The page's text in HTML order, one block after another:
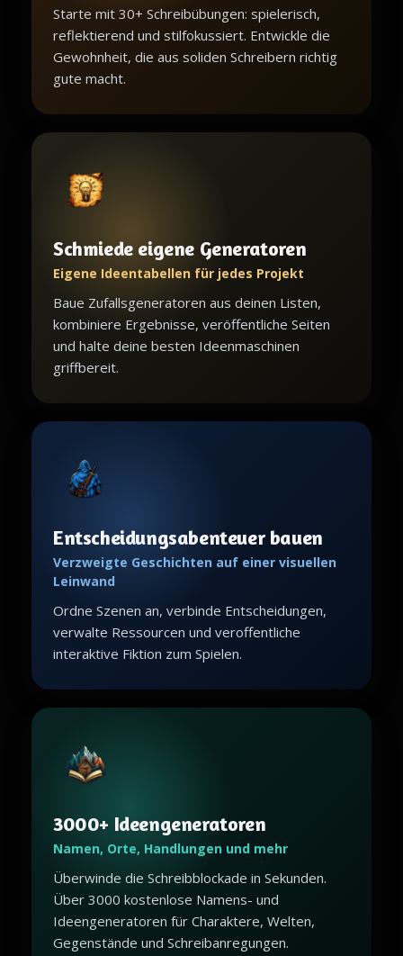
Starte mit 30+ Schreibübungen: spielerisch,
reflektierend und stilfokussiert. Entwickle die
Gewohnheit, die aus soliden Schreibern richtig
gute macht.
Schmiede eigene Generatoren
Eigene Ideentabellen für jedes Projekt
Baue Zufallsgeneratoren aus deinen Listen,
kombiniere Ergebnisse, veröffentliche Seiten
und halte deine besten Ideenmaschinen
griffbereit.
Entscheidungsabenteuer bauen
Verzweigte Geschichten auf einer visuellen
Leinwand
Ordne Szenen an, verbinde Entscheidungen,
verwalte Ressourcen und veroffentliche
interaktive Fiktion zum Spielen.
3000+ Ideengeneratoren
Namen, Orte, Handlungen und mehr
Überwinde die Schreibblockade in Sekunden.
Über 3000 kostenlose Namens- und
Ideengeneratoren für Charaktere, Welten,
Gegenstände und Schreibanregungen.